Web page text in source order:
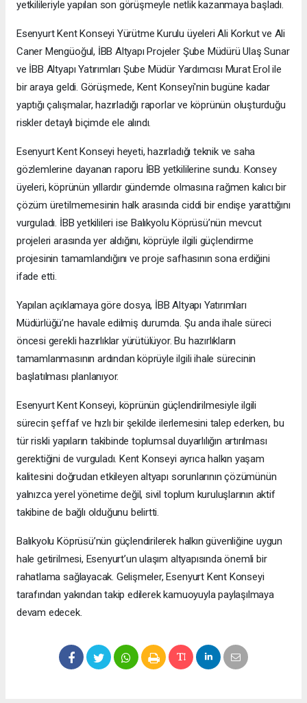
yetkilileriyle yapılan son görüşmeyle netlik kazanmaya başladı.
Esenyurt Kent Konseyi Yürütme Kurulu üyeleri Ali Korkut ve Ali
Caner Mengüoğul, İBB Altyapı Projeler Şube Müdürü Ulaş Sunar
ve İBB Altyapı Yatırımları Şube Müdür Yardımcısı Murat Erol ile
bir araya geldi. Görüşmede, Kent Konseyi'nin bugüne kadar
yaptığı çalışmalar, hazırladığı raporlar ve köprünün oluşturduğu
riskler detaylı biçimde ele alındı.
Esenyurt Kent Konseyi heyeti, hazırladığı teknik ve saha
gözlemlerine dayanan raporu İBB yetkililerine sundu. Konsey
üyeleri, köprünün yıllardır gündemde olmasına rağmen kalıcı bir
çözüm üretilmemesinin halk arasında ciddi bir endişe yarattığını
vurguladı. İBB yetkilileri ise Balıkyolu Köprüsü’nün mevcut
projeleri arasında yer aldığını, köprüyle ilgili güçlendirme
projesinin tamamlandığını ve proje safhasının sona erdiğini
ifade etti.
Yapılan açıklamaya göre dosya, İBB Altyapı Yatırımları
Müdürlüğü’ne havale edilmiş durumda. Şu anda ihale süreci
öncesi gerekli hazırlıklar yürütülüyor. Bu hazırlıkların
tamamlanmasının ardından köprüyle ilgili ihale sürecinin
başlatılması planlanıyor.
Esenyurt Kent Konseyi, köprünün güçlendirilmesiyle ilgili
sürecin şeffaf ve hızlı bir şekilde ilerlemesini talep ederken, bu
tür riskli yapıların takibinde toplumsal duyarlılığın artırılması
gerektiğini de vurguladı. Kent Konseyi ayrıca halkın yaşam
kalitesini doğrudan etkileyen altyapı sorunlarının çözümünün
yalnızca yerel yönetime değil, sivil toplum kuruluşlarının aktif
takibine de bağlı olduğunu belirtti.
Balıkyolu Köprüsü’nün güçlendirilerek halkın güvenliğine uygun
hale getirilmesi, Esenyurt’un ulaşım altyapısında önemli bir
rahatlama sağlayacak. Gelişmeler, Esenyurt Kent Konseyi
tarafından yakından takip edilerek kamuoyuyla paylaşılmaya
devam edecek.